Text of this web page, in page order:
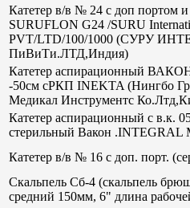
Катетер в/в № 24 с доп портом
SURUFLON G24 /SURU
PVT/LTD/100/1000 (СУРУ
ПиВиТи.ЛТД,Индия)
Катетер аспирационный
-50см сРКП INEKTA (Нингбо
Медикал Инструментс
Катетер аспирационный с в.к.
стерильный Вакон .INTEGRAL
Катетер в/в № 16 с доп. порт.
Скальпель Сб-4 (скальпель
средний 150мм, 6" длина